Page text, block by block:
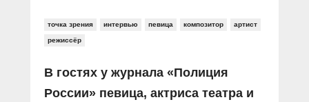
точка зрения интервью певица композитор артист
режиссёр
В гостях у журнала «Полиция
России» певица, актриса театра и